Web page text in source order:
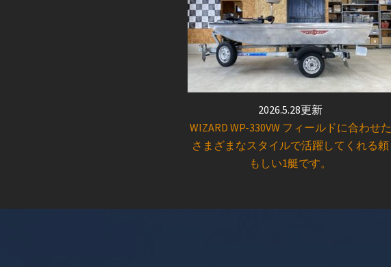
2026.5.28更新
WIZARD WP-330VW フィールドに合わせた
さまざまなスタイルで活躍してくれる頼
もしい1艇です。